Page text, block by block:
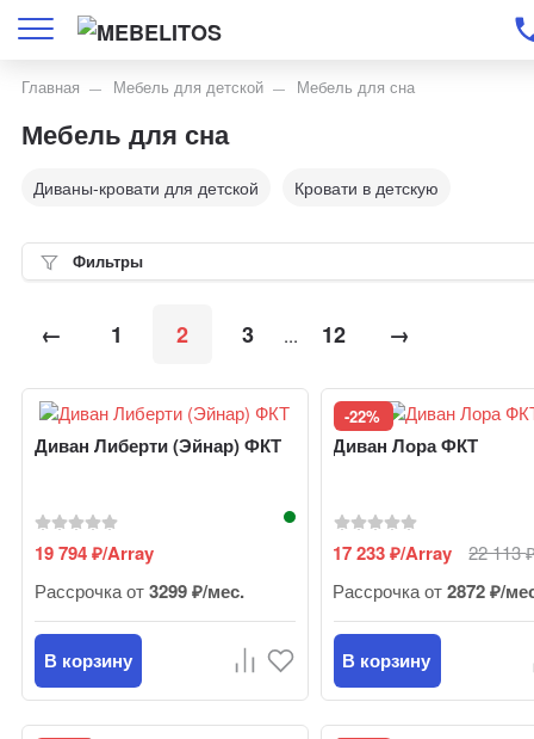
Главная Мебель для детской Мебель для сна
Мебель для сна
Диваны-кровати для детской Кровати в детскую
Фильтры
← 1 2 3 ... 12 →
Диван Либерти (Эйнар) ФКТ
19 794₽/Array
Рассрочка от3299 ₽/мес.
В корзину
-22%
Диван Лора ФКТ
17 233₽/Array 22 113
Рассрочка от2872 ₽/
В корзину